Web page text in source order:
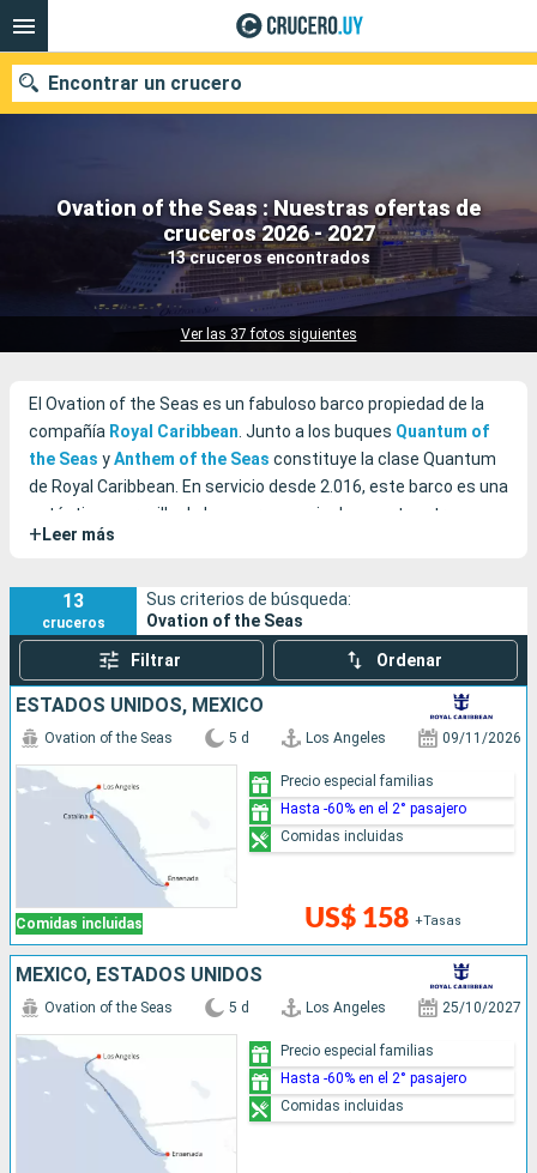
Ovation of the Seas : Nuestras ofertas de
cruceros 2026 - 2027
13 cruceros encontrados
Ver las 37 fotos siguientes
Encontrar un crucero
Nuestros destinos
Fecha de salida
El Ovation of the Seas es un fabuloso barco propiedad de la
compañía Royal Caribbean. Junto a los buques Quantum of
the Seas yAnthem of the Seas constituye la clase Quantum
de Royal Caribbean. En servicio desde 2.016, este barco es una
auténtica maravilla de los mares que incluye, entre otras
muchas instalaciones, un simulador de caída libre y la cápsula
+ Leer más
13
cruceros
Sus criterios de búsqueda:
Ovation of the Seas
Filtrar Ordenar
ESTADOS UNIDOS, MÉXICO
Comidas incluidas
Ovation of the Seas 5 d Los Angeles 09/11/2026
US$ 158 +Tasas
Precio especial familias
Hasta -60% en el 2° pasajero
Comidas incluidas
MÉXICO, ESTADOS UNIDOS
Ovation of the Seas 5 d Los Angeles 25/10/2027
Precio especial familias
Hasta -60% en el 2° pasajero
Comidas incluidas